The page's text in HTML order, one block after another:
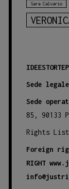
Sara Calvario
Sede
Sede
85, 90133
Rights
Foreign
RIGHT